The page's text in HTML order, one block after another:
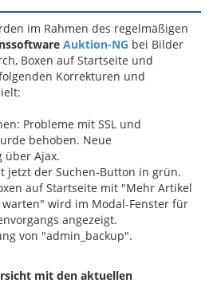
im Rahmen des regelmäßigen
Auktion-NG bei Bilder
Boxen auf Startseite und
Korrekturen und
Probleme mit SSL und
behoben. Neue
über Ajax.
jetzt der Suchen-Button in grün.
auf Startseite mit "Mehr Artikel
wird im Modal-Fenster für
angezeigt.
von "admin_backup".
mit den aktuellen